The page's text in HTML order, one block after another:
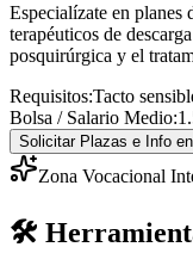
Especialízate en planes
terapéuticos de
posquirúrgica y el
Requisitos:Tacto
Bolsa / Salario Medio:
Solicitar Plazas e Info
Zona Vocacional
🛠️